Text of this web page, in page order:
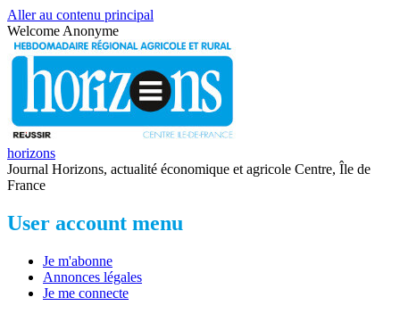
Aller au contenu principal
Welcome Anonyme
horizons
Journal Horizons, actualité économique et agricole Centre, Île de
France
User account menu
Je m'abonne
Annonces légales
Je me connecte